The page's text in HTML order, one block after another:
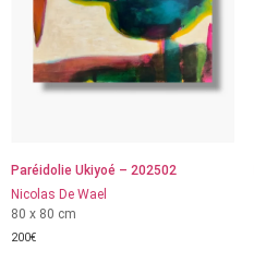
Paréidolie Ukiyoé – 202502
Nicolas De Wael
80 x 80 cm
200€